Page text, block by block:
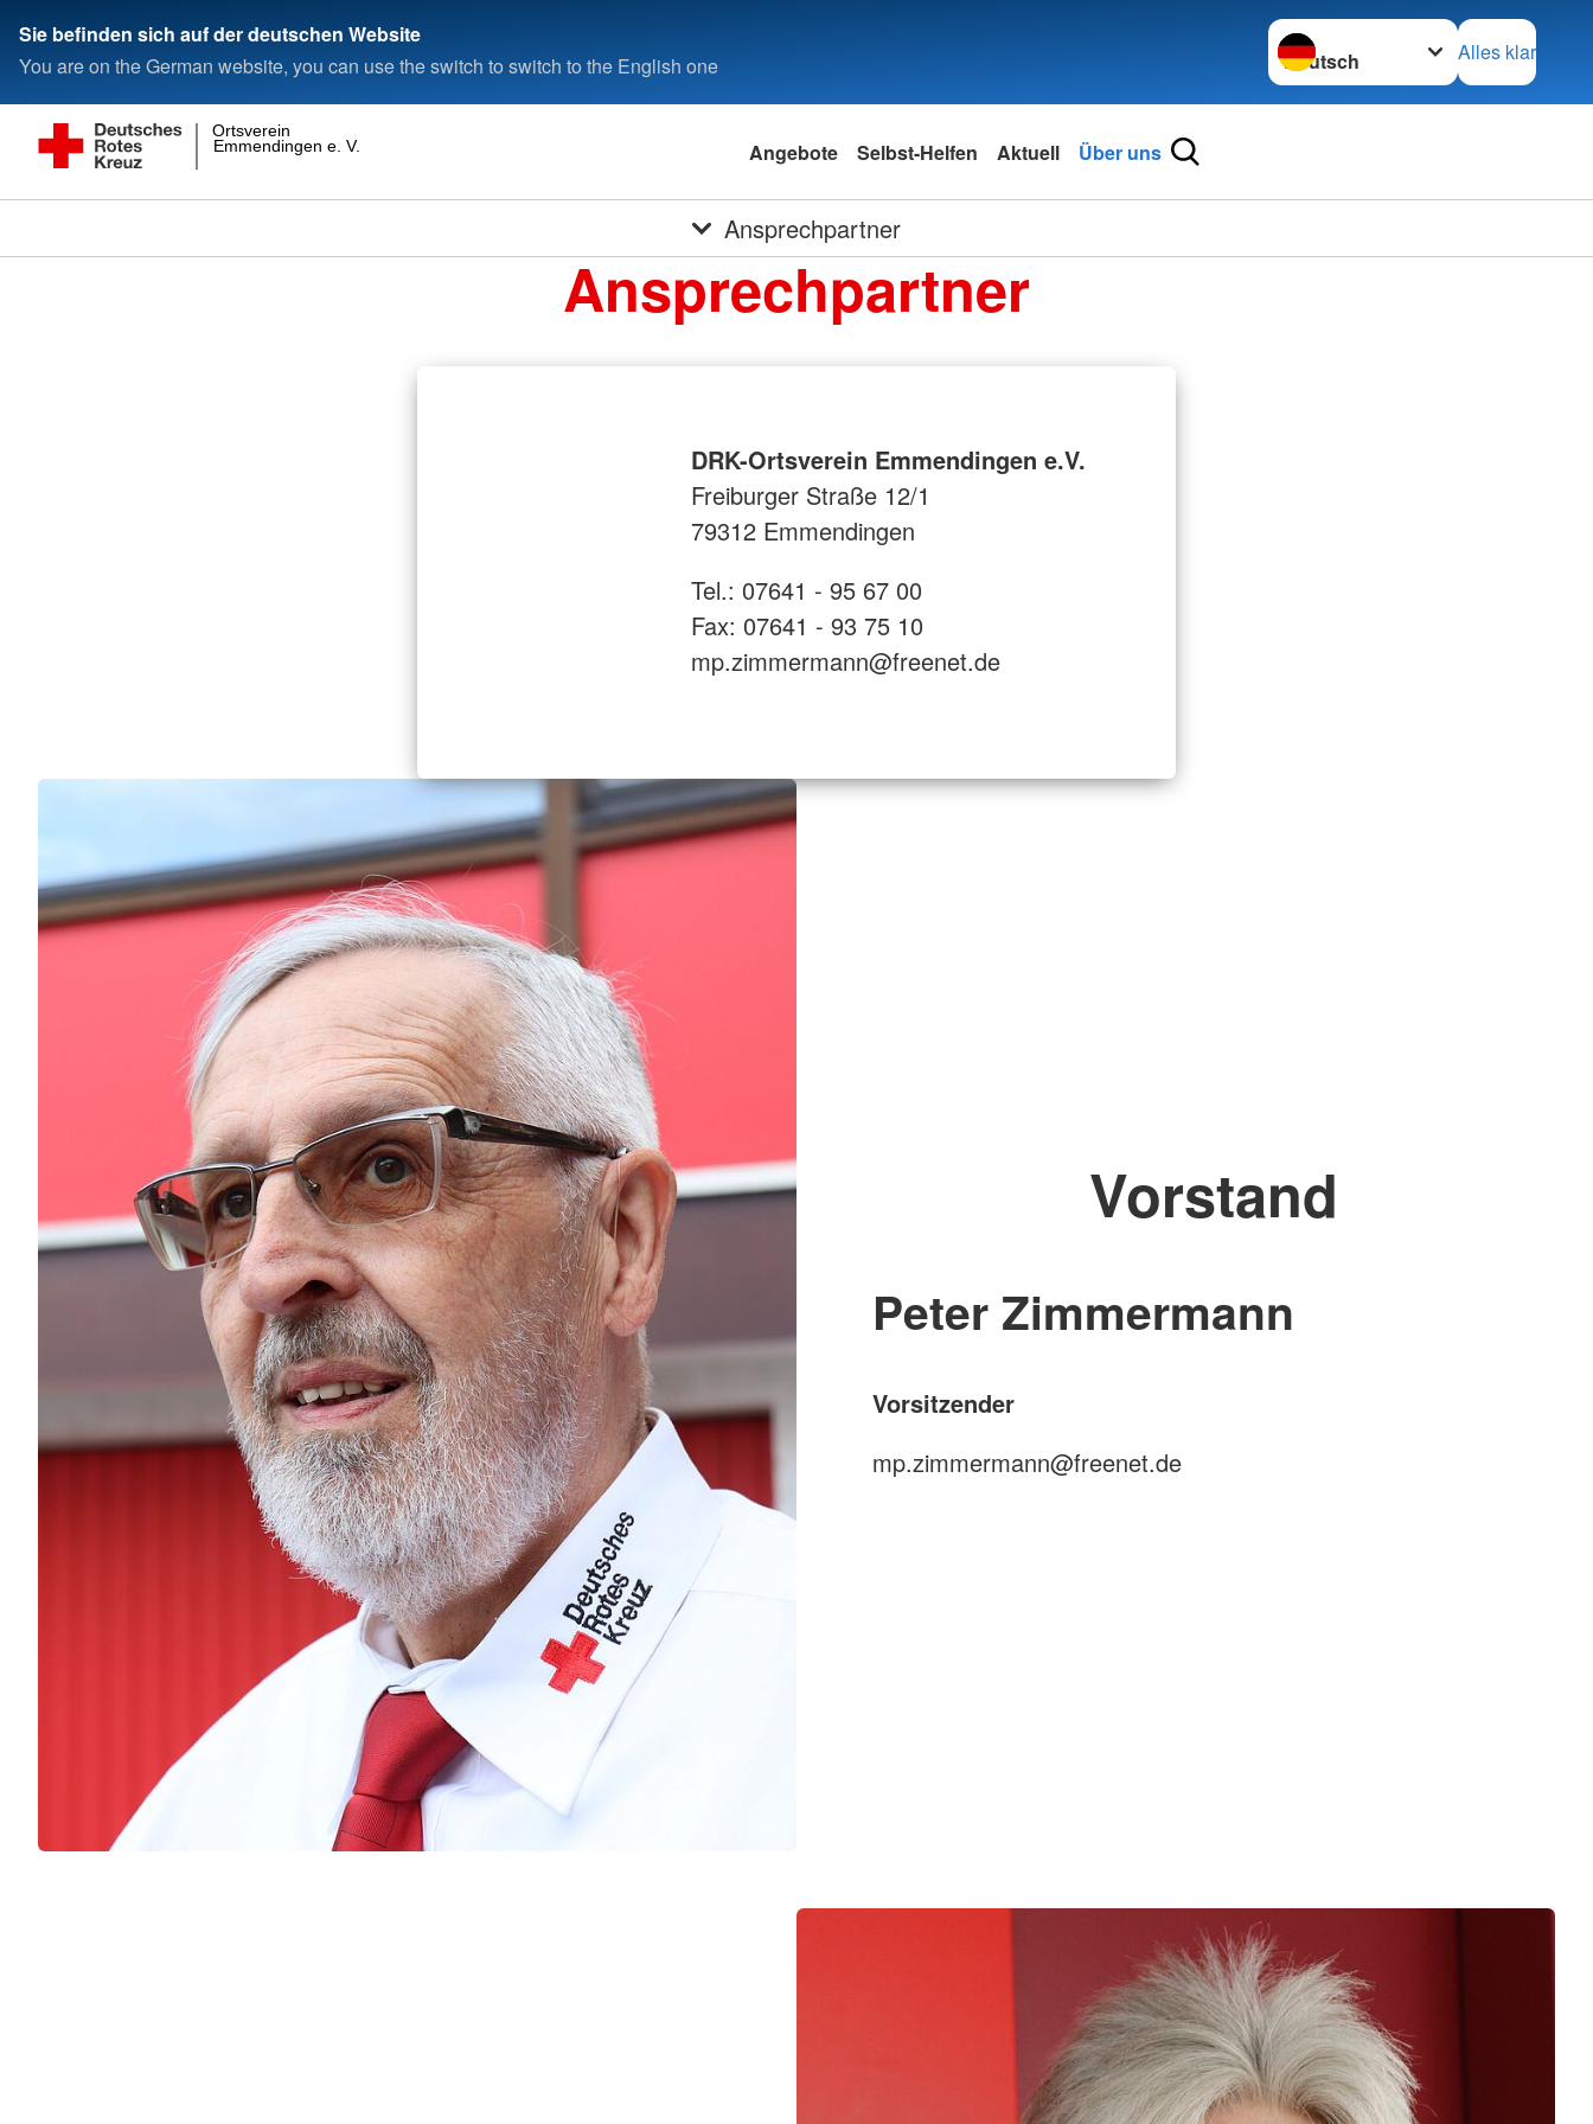
Sie befinden sich auf der deutschen Website
You are on the German website, you can use the switch to switch to the English one
Sprache wechseln zu
Alles klar
Emmendingen e. V.
Ortsverein
Angebote Selbst-Helfen Aktuell Über uns
Ansprechpartner
Ansprechpartner
DRK-Ortsverein Emmendingen e.V.
Freiburger Straße 12/1
79312 Emmendingen
Tel.: 07641 - 95 67 00
Fax: 07641 - 93 75 10
mp.zimmermann@freenet.de​​​​​​​
Vorstand
Peter Zimmermann
Vorsitzender
mp.zimmermann@freenet.de